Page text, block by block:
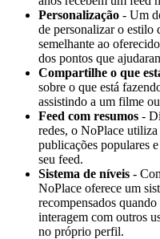
Personalização - Um
de personalizar o estilo
semelhante ao
dos pontos que
Compartilhe o que
sobre o que está
assistindo a um filme
Feed com resumos -
redes, o NoPlace
publicações populares
seu feed.
Sistema de níveis -
NoPlace oferece um
recompensados
interagem com outros
no próprio perfil.